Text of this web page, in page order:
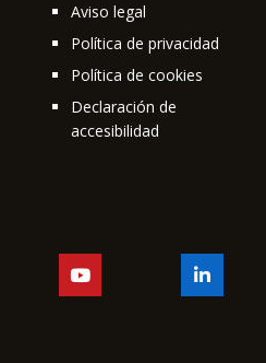
Aviso legal
Política de privacidad
Política de cookies
Declaración de
accesibilidad